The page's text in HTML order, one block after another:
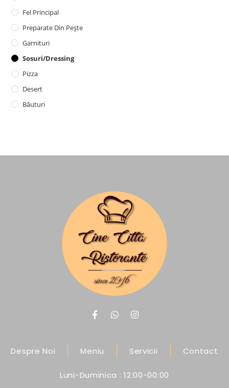
Fel Principal
Preparate Din Pește
Garnituri
Sosuri/dressing
Pizza
Desert
Băuturi
Despre Noi Meniu Servicii Contact
Luni-Duminica : 12:00-00:00